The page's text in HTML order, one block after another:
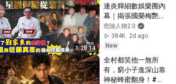
1:28:14
連炎輝細數娛樂圈內
幕｜揭張國榮梅艷芳
等巨星秘聞｜誰吞了
劉家良的血汗錢｜梅
艷芳與近藤真彥的媒
人終極現身｜由TVB
訓練班到星級保險從
業員
危險人物2.0
384K
2d ago
New
全村都笑他一無所
有，窮小子進深山靠
神秘蜂蜜翻身！#被